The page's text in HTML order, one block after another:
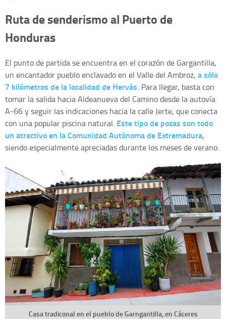
Ruta de senderismo al Puerto de
Honduras
El punto de partida se encuentra en el corazón de Gargantilla,
un encantador pueblo enclavado en el Valle del Ambroz, a sólo
7 kilómetros de la localidad de Hervás. Para llegar, basta con
tomar la salida hacia Aldeanueva del Camino desde la autovía
A-66 y seguir las indicaciones hacia la calle Jerte, que conecta
con una popular piscina natural. Este tipo de pozas son todo
un atractivo en la Comunidad Autónoma de Extremadura,
siendo especialmente apreciadas durante los meses de verano.
Casa tradiconal en el pueblo de Garngantilla, en Cáceres